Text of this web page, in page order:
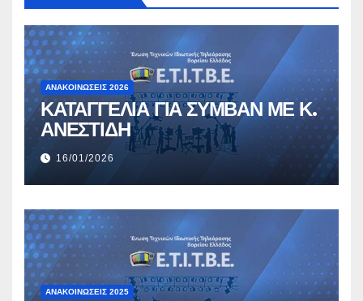
ΑΝΑΚΟΙΝΏΣΕΙΣ 2026
ΚΑΤΑΓΓΕΛΙΑ ΓΙΑ ΣΥΜΒΑΝ ΜΕ Κ.
ΑΝΕΣΤΙΔΗ
16/01/2026
ΑΝΑΚΟΙΝΏΣΕΙΣ 2025